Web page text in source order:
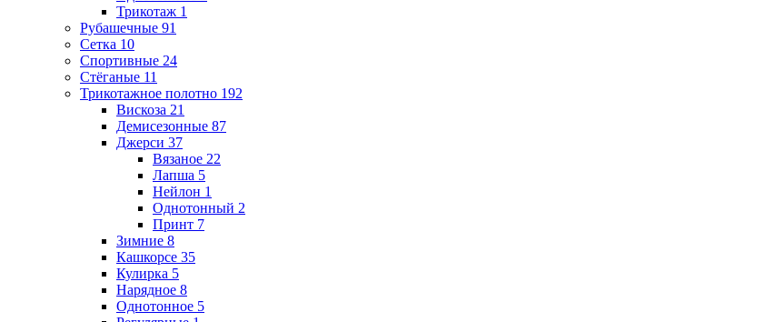
Трикотаж 1
Рубашечные 91
Сетка 10
Спортивные 24
Стёганые 11
Трикотажное полотно 192
Вискоза 21
Демисезонные 87
Джерси 37
Вязаное 22
Лапша 5
Нейлон 1
Однотонный 2
Принт 7
Зимние 8
Кашкорсе 35
Кулирка 5
Нарядное 8
Однотонное 5